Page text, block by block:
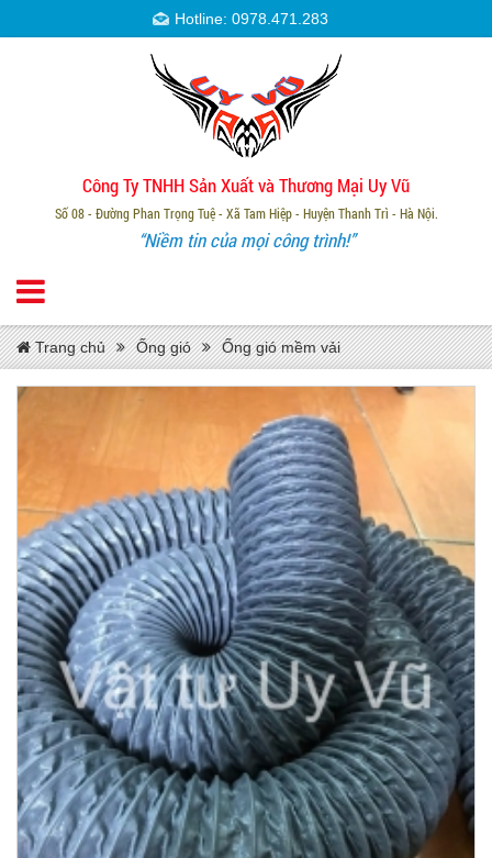
Hotline: 0978.471.283
Công Ty TNHH Sản Xuất và Thương Mại Uy Vũ
Số 08 - Đường Phan Trọng Tuệ - Xã Tam Hiệp - Huyện Thanh Trì - Hà Nội.
“Niềm tin của mọi công trình!”
Trang chủ Ống gió Ống gió mềm vải